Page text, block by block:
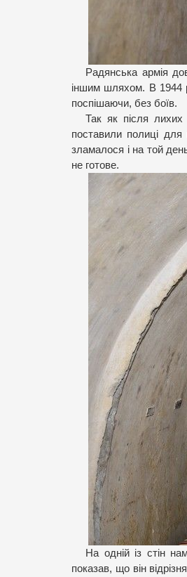
Радянська армія
іншим шляхом. В 1944
поспішаючи, без боїв.
Так як після
поставили полиці
зламалося і на той
не готове.
На одній із стін
показав, що він